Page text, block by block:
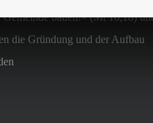
Gemeinde bauen!« (Mt 16,18)
die Gründung und der Aufbau